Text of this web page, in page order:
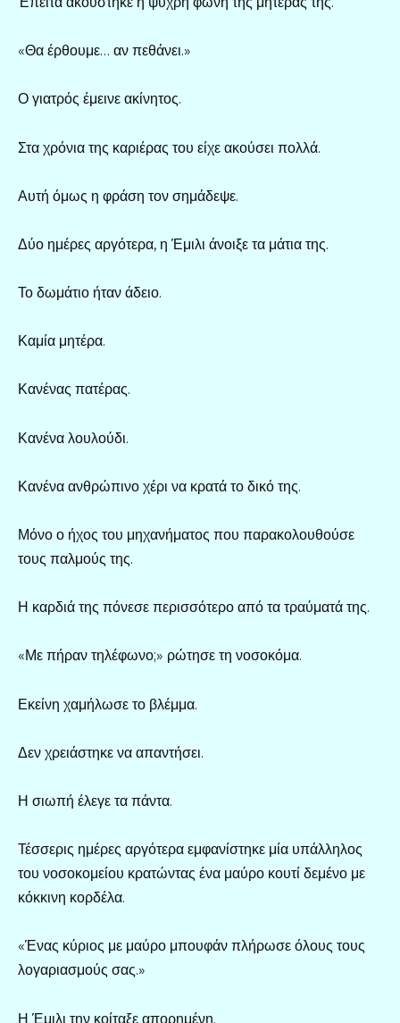
«Θα έρθουμε… αν πεθάνει.»
Ο γιατρός έμεινε ακίνητος.
Στα χρόνια της καριέρας του είχε ακούσει πολλά.
Αυτή όμως η φράση τον σημάδεψε.
Δύο ημέρες αργότερα, η Έμιλι άνοιξε τα μάτια της.
Το δωμάτιο ήταν άδειο.
Καμία μητέρα.
Κανένας πατέρας.
Κανένα λουλούδι.
Κανένα ανθρώπινο χέρι να κρατά το δικό της.
Μόνο ο ήχος του μηχανήματος που παρακολουθούσε
τους παλμούς της.
Η καρδιά της πόνεσε περισσότερο από τα τραύματά της.
«Με πήραν τηλέφωνο;» ρώτησε τη νοσοκόμα.
Εκείνη χαμήλωσε το βλέμμα.
Δεν χρειάστηκε να απαντήσει.
Η σιωπή έλεγε τα πάντα.
Τέσσερις ημέρες αργότερα εμφανίστηκε μία υπάλληλος
του νοσοκομείου κρατώντας ένα μαύρο κουτί δεμένο με
κόκκινη κορδέλα.
«Ένας κύριος με μαύρο μπουφάν πλήρωσε όλους τους
λογαριασμούς σας.»
Η Έμιλι την κοίταξε απορημένη.